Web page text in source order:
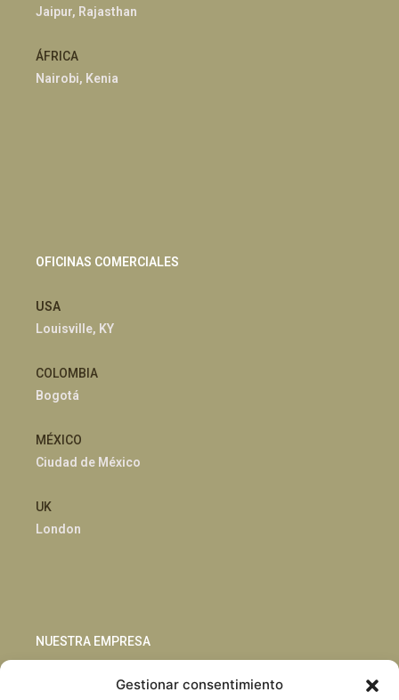
Gestionar consentimiento
Jaipur, Rajasthan
ÁFRICA
Nairobi, Kenia
OFICINAS COMERCIALES
USA
Louisville, KY
COLOMBIA
Bogotá
MÉXICO
Ciudad de México
UK
London
NUESTRA EMPRESA